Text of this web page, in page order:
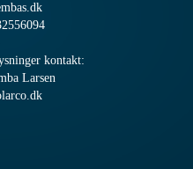
kontakt:
Larsen